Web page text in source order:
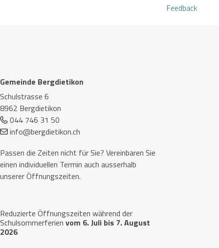
Feedback
Gemeinde Bergdietikon
Schulstrasse 6
8962 Bergdietikon
044 746 31 50
info@bergdietikon.ch
Passen die Zeiten nicht für Sie? Vereinbaren Sie
einen individuellen Termin auch ausserhalb
unserer Öffnungszeiten.
Reduzierte Öffnungszeiten während der
Schulsommerferien vom 6. Juli bis 7. August
2026